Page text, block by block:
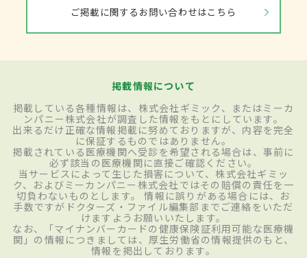
ご掲載に関するお問い合わせはこちら
掲載情報について
掲載している各種情報は、株式会社ギミック、またはミーカ
ンパニー株式会社が調査した情報をもとにしています。
出来るだけ正確な情報掲載に努めておりますが、内容を完全
に保証するものではありません。
掲載されている医療機関へ受診を希望される場合は、事前に
必ず該当の医療機関に直接ご確認ください。
当サービスによって生じた損害について、株式会社ギミッ
ク、およびミーカンパニー株式会社ではその賠償の責任を一
切負わないものとします。 情報に誤りがある場合には、お
手数ですがドクターズ・ファイル編集部までご連絡をいただ
けますようお願いいたします。
なお、「マイナンバーカードの健康保険証利用可能な医療機
関」の情報につきましては、厚生労働省の情報提供のもと、
情報を掲出しております。